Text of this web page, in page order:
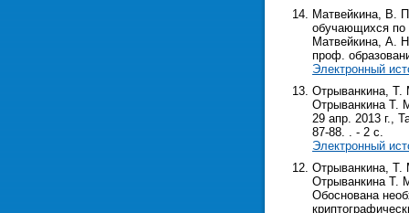
Матвейкина, В.
обучающихся по
Матвейкина, А.
проф.
Электронный
Отрыванкина, Т.
Отрыванкина Т.
29 апр. 2013 г.,
87-88. . - 2 с.
Электронный
Отрыванкина, Т.
Отрыванкина Т.
Обоснована